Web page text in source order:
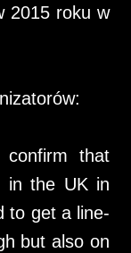
2015 roku w
confirm that
in the UK in
to get a line-
but also on